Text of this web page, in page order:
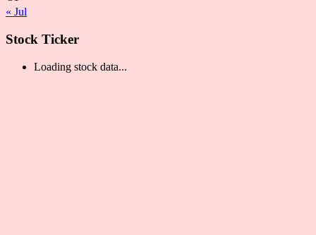
« Jul
Stock Ticker
Loading stock data...